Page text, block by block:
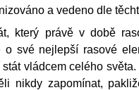
a vedeno dle
který právě v době
o své nejlepší rasové
stát vládcem celého
nikdy zapomínat,